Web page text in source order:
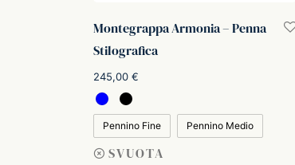
Montegrappa Armonia – Penna
Stilografica
245,00 €
Scegli
Pennino Fine Pennino Medio
SVUOTA